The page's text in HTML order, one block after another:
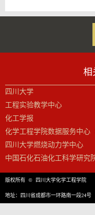
相
四川大学
工程实验教学中心
化工学报
化学工程学院数据服务中心
四川大学燃烧动力学中心
中国石化石油化工科学研究
版权所有 © 四川大学化学工程学院
地址：四川省成都市一环路南一段24